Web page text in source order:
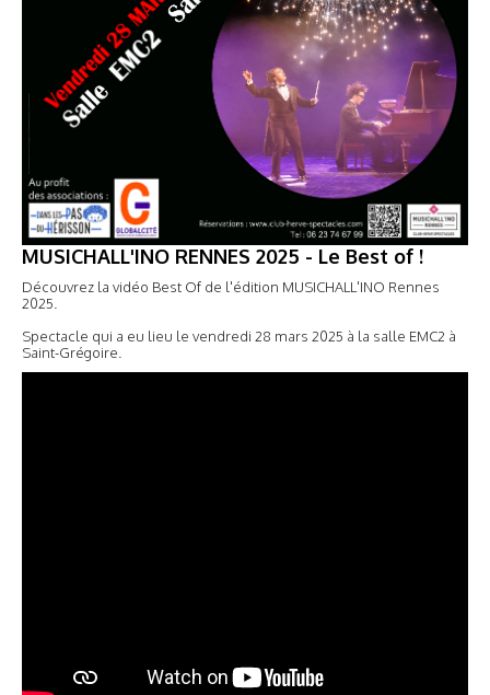
MUSICHALL'INO RENNES 2025 - Le Best of !
Découvrez la vidéo Best Of de l'édition MUSICHALL'INO Rennes
2025.
Spectacle qui a eu lieu le vendredi 28 mars 2025 à la salle EMC2 à
Saint-Grégoire.